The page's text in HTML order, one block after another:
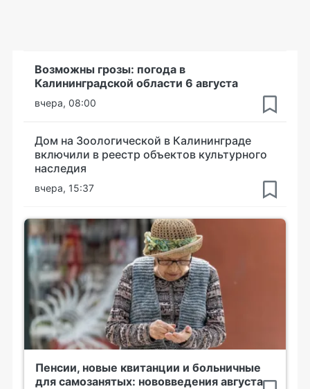
Возможны грозы: погода в
Калининградской области 6 августа
вчера, 08:00
Дом на Зоологической в Калининграде
включили в реестр объектов культурного
наследия
вчера, 15:37
Пенсии, новые квитанции и больничные
для самозанятых: нововведения августа